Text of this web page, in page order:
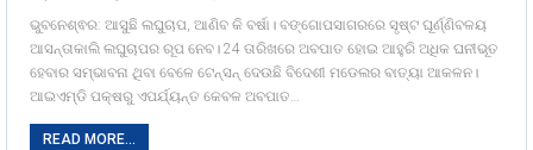
ଭୁବନେଶ୍ଵର: ଆସୁଛି ଲଘୁଚାପ, ଆଣିବ କି ବର୍ଷା। ବଙ୍ଗୋପସାଗରରେ ସୃଷ୍ଟ ଘୂର୍ଣ୍ଣିବଳୟ
ଆସନ୍ତାକାଲି ଲଘୁଚାପର ରୂପ ନେବ। 24 ତାରିଖରେ ଅବପାତ ହୋଇ ଆହୁରି ଅଧିକ ଘନୀଭୂତ
ହେବାର ସମ୍ଭାବନା ଥିବା ବେଳେ ଟେନ୍ସନ୍ ଦେଉଛି ବିଦେଶୀ ମଡେଲର ବାତ୍ୟା ଆକଳନ।
ଆଇଏମ୍ଡି ପକ୍ଷରୁ ଏପର୍ଯ୍ୟନ୍ତ କେବଳ ଅବପାତ…
READ MORE...